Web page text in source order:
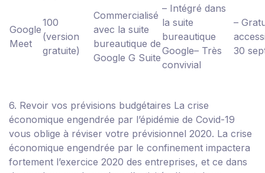
Google
Meet
100
(version
gratuite)
Commercialisé
avec la suite
bureautique de
Google G Suite
– Intégré dans
la suite
bureautique
Google– Très
convivial
–
30
6. Revoir vos prévisions budgétaires La crise
économique engendrée par l’épidémie de Covid-19
vous oblige à réviser votre prévisionnel 2020. La crise
économique engendrée par le confinement impactera
fortement l’exercice 2020 des entreprises, et ce dans